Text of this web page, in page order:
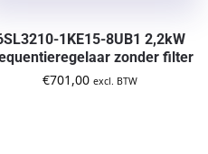
1KE15-8UB1 2,2kW
zonder filter
€701,00 excl. BTW